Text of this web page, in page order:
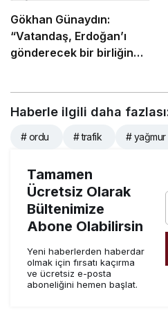
Gökhan Günaydın:
“Vatandaş, Erdoğan’ı
gönderecek bir birliğin
Haberle ilgili daha
# ordu # trafik # yağmur
Tamamen
Ücretsiz Olarak
Bültenimize
Abone Olabilirsin
Yeni haberlerden haberdar
olmak için fırsatı kaçırma
ve ücretsiz e-posta
aboneliğini hemen başlat.